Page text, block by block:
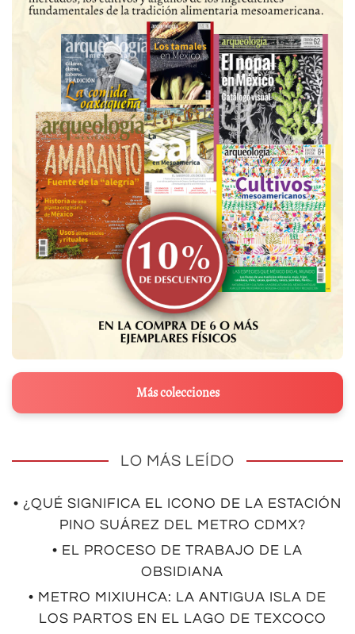
Más colecciones
LO MÁS LEÍDO
• ¿QUÉ SIGNIFICA EL ICONO DE LA ESTACIÓN
PINO SUÁREZ DEL METRO CDMX?
• EL PROCESO DE TRABAJO DE LA
OBSIDIANA
• METRO MIXIUHCA: LA ANTIGUA ISLA DE
LOS PARTOS EN EL LAGO DE TEXCOCO